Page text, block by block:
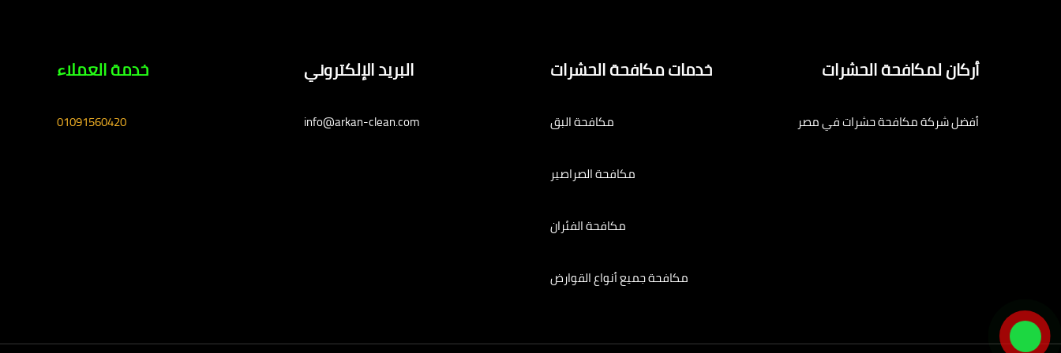
أركان لمكافحة الحشرات
أفضل شركة مكافحة حشرات في مصر
خدمات مكافحة الحشرات
مكافحة البق
مكافحة الصراصير
مكافحة الفئران
مكافحة جميع أنواع القوارض
البريد الإلكتروني
info@arkan-clean.com
خدمة العملاء
01091560420